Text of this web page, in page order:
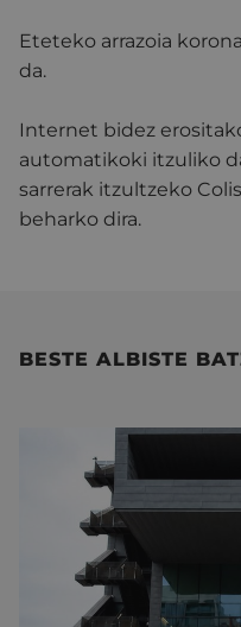
Eteteko arrazoia
da.
Internet bidez
automatikoki itzuliko
sarrerak itzultzeko
beharko dira.
BESTE ALBISTE